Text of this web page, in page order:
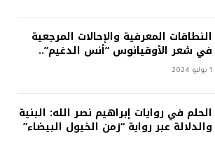
النطاقات المعرفية والإحالات المرجعية
في شعر الأوقيانوس “أنس الدغيم”..
1 يوليو 2024
الحلم في روايات إبراهيم نصر الله: البنية
والدلالة عبر رواية “زمن الخيول البيضاء”